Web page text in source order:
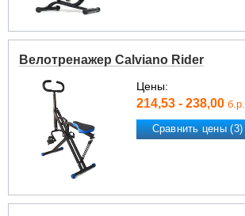
Велотренажер Calviano Rider
Цены:
214,53 - 238,00 б.р.
Сравнить цены (3)